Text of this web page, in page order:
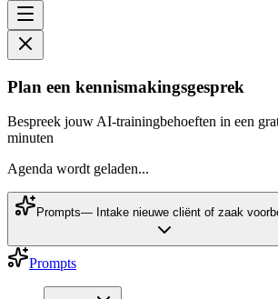
Plan een kennismakingsgesprek
Bespreek jouw AI-trainingbehoeften in een
minuten
Agenda wordt geladen...
Prompts— Intake nieuwe cliënt of zaak
Prompts